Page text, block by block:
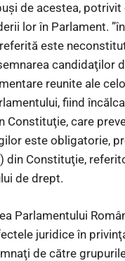
de acestea, potrivit
lor în Parlament.
este
candidaţilor
reunite ale
fiind
Constituţie, care
este obligatorie,
din Constituţie,
de drept.
Parlamentului
juridice în
de către